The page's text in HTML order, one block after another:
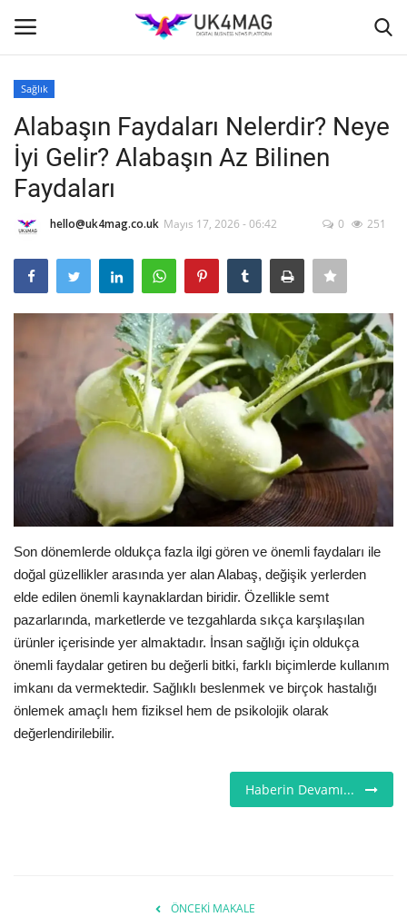
Ana Sayfa
TVNET
TOPLUM
Londra
Seri İlanlar
İngiltere
Videolar
İş & Ekonomi
Firma Rehberi
Pazaryeri
Kültür - Sanat
Sağlık
Alabaşın Faydaları Nelerdir? Neye
İyi Gelir? Alabaşın Az Bilinen
Faydaları
hello@uk4mag.co.uk Mayıs 17, 2026 - 06:42 0 251
Son dönemlerde oldukça fazla ilgi gören ve önemli faydaları ile
doğal güzellikler arasında yer alan Alabaş, değişik yerlerden
elde edilen önemli kaynaklardan biridir. Özellikle semt
pazarlarında, marketlerde ve tezgahlarda sıkça karşılaşılan
ürünler içerisinde yer almaktadır. İnsan sağlığı için oldukça
önemli faydalar getiren bu değerli bitki, farklı biçimlerde kullanım
imkanı da vermektedir. Sağlıklı beslenmek ve birçok hastalığı
önlemek amaçlı hem fiziksel hem de psikolojik olarak
değerlendirilebilir.
Haberin Devamı...
ÖNCEKI MAKALE